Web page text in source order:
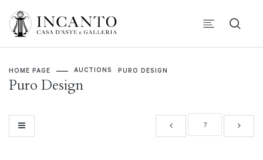
HOME PAGE AUCTIONS PURO DESIGN
Puro Design